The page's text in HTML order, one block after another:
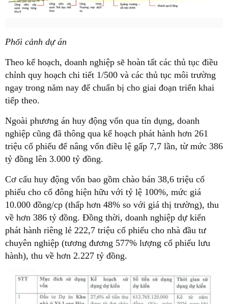
Phối cảnh dự án
Theo kế hoạch, doanh nghiệp sẽ hoàn tất các thủ tục điều
chỉnh quy hoạch chi tiết 1/500 và các thủ tục môi trường
ngay trong năm nay để chuẩn bị cho giai đoạn triển khai
tiếp theo.
Ngoài phương án huy động vốn qua tín dụng, doanh
nghiệp cũng đã thông qua kế hoạch phát hành hơn 261
triệu cổ phiếu để nâng vốn điều lệ gấp 7,7 lần, từ mức 386
tỷ đồng lên 3.000 tỷ đồng.
Cơ cấu huy động vốn bao gồm chào bán 38,6 triệu cổ
phiếu cho cổ đông hiện hữu với tỷ lệ 100%, mức giá
10.000 đồng/cp (thấp hơn 48% so với giá thị trường), thu
về hơn 386 tỷ đồng. Đồng thời, doanh nghiệp dự kiến
phát hành riêng lẻ 222,7 triệu cổ phiếu cho nhà đầu tư
chuyên nghiệp (tương đương 577% lượng cổ phiếu lưu
hành), thu về hơn 2.227 tỷ đồng.